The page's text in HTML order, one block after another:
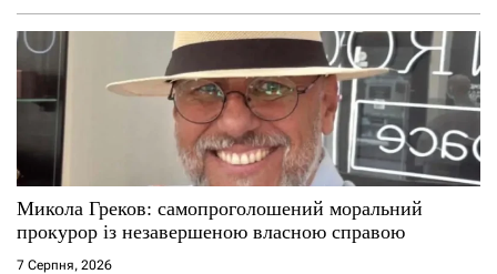
Микола Греков: самопроголошений моральний
прокурор із незавершеною власною справою
7 Серпня, 2026